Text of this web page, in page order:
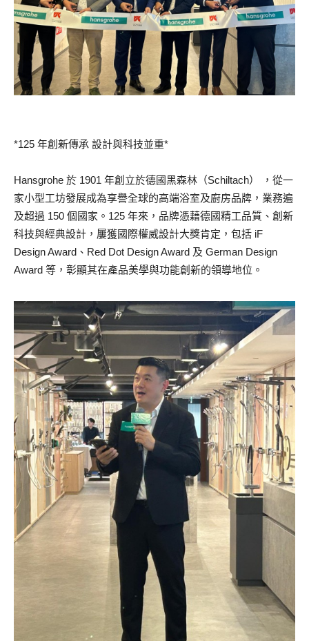
*125 年創新傳承 設計與科技並重*
Hansgrohe 於 1901 年創立於德國黑森林（Schiltach） ，從一
家小型工坊發展成為享譽全球的高端浴室及廚房品牌，業務遍
及超過 150 個國家。125 年來，品牌憑藉德國精工品質、創新
科技與經典設計，屢獲國際權威設計大獎肯定，包括 iF
Design Award、Red Dot Design Award 及 German Design
Award 等，彰顯其在產品美學與功能創新的領導地位。